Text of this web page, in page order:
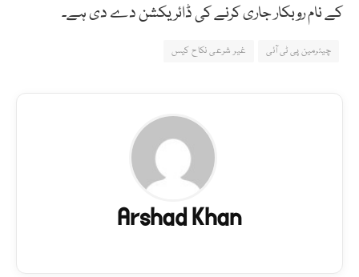
کے نام روبکار جاری کرنے کی ڈائریکشن دے دی ہے۔
چیئرمین پی ٹی آئی غیر شرعی نکاح کیس
Arshad Khan